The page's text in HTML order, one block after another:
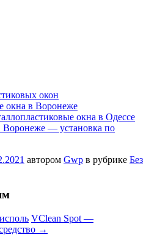
окон
окна в Воронеже
окна в Одессе
— установка по
автором Gwp в рубрике Без
VClean Spot —
→